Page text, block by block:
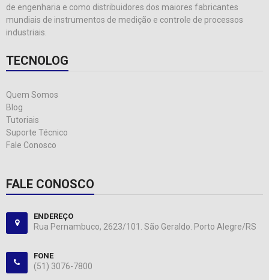
de engenharia e como distribuidores dos maiores fabricantes
mundiais de instrumentos de medição e controle de processos
industriais.
TECNOLOG
Quem Somos
Blog
Tutoriais
Suporte Técnico
Fale Conosco
FALE CONOSCO
ENDEREÇO
Rua Pernambuco, 2623/101. São Geraldo. Porto Alegre/RS
FONE
(51) 3076-7800